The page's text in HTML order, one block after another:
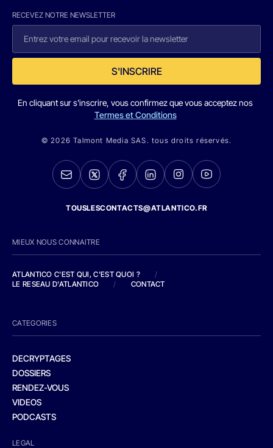
RECEVEZ NOTRE NEWSLETTER
S'INSCRIRE
En cliquant sur s'inscrire, vous confirmez que vous acceptez nos
Termes et Conditions
© 2026 Talmont Media SAS. tous droits réservés.
TOUSLESCONTACTS@ATLANTICO.FR
MIEUX NOUS CONNAITRE
ATLANTICO C'EST QUI, C'EST QUOI ?
/
LE RESEAU D'ATLANTICO
/ CONTACT
CATEGORIES
DECRYPTAGES
DOSSIERS
RENDEZ-VOUS
VIDEOS
PODCASTS
LEGAL